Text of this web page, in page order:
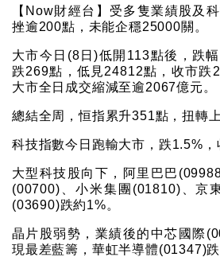
【Now財經台】受多隻業績股及
挫逾200點，未能企穩25000關。
大市今日(8日)低開113點後，跌
跌269點，低見24812點，收市跌
大市全日成交縮減至逾2067億元。
總結全周，恒指累升351點，扭轉
科技指數今日跑輸大市，跌1.5%，
大型科技股向下，阿里巴巴
(00700)、小米集團(01810)、京
(03690)跌約1%。
晶片股弱勢，業績後的中芯國際
現最差藍籌，華虹半導體(01347)跌